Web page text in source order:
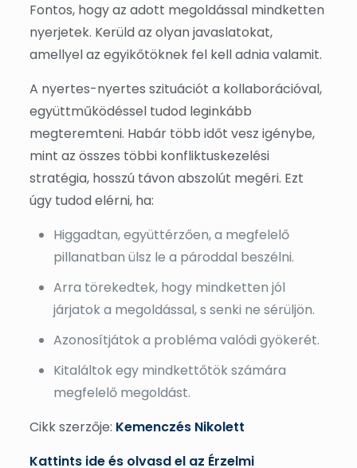
Fontos, hogy az adott megoldással mindketten
nyerjetek. Kerüld az olyan javaslatokat,
amellyel az egyikőtöknek fel kell adnia valamit.
A nyertes-nyertes szituációt a kollaborációval,
együttműködéssel tudod leginkább
megteremteni. Habár több időt vesz igénybe,
mint az összes többi konfliktuskezelési
stratégia, hosszú távon abszolút megéri. Ezt
úgy tudod elérni, ha:
Higgadtan, együttérzően, a megfelelő
pillanatban ülsz le a pároddal beszélni.
Arra törekedtek, hogy mindketten jól
járjatok a megoldással, s senki ne sérüljön.
Azonosítjátok a probléma valódi gyökerét.
Kitaláltok egy mindkettőtök számára
megfelelő megoldást.
Cikk szerzője: Kemenczés Nikolett
Kattints ide és olvasd el az Érzelmi